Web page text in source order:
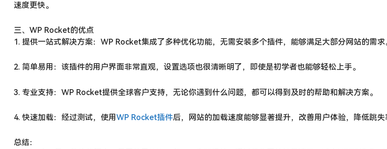
速度更快。
三、WP Rocket的优点
1. 提供一站式解决方案：WP Rocket集成了多种优化功能，无需安装多个插件，能够满足大部分网站的需求
2. 简单易用：该插件的用户界面非常直观，设置选项也很清晰明了，即使是初学者也能够轻松上手。
3. 专业支持：WP Rocket提供全球客户支持，无论你遇到什么问题，都可以得到及时的帮助和解决方案。
4. 快速加载：经过测试，使用 WP Rocket插件后，网站的加载速度能够显著提升，改善用户体验，降低跳失
总结：